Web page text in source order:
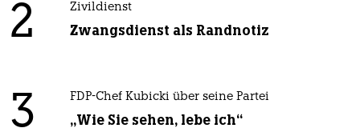
2 Zivildienst
Zwangsdienst als Randnotiz
3 FDP-Chef Kubicki über seine Partei
„Wie Sie sehen, lebe ich“